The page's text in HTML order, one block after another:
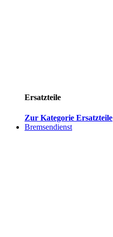
Ersatzteile
Zur Kategorie Ersatzteile
Bremsendienst